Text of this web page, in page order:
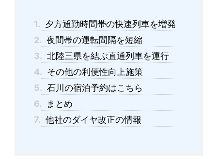
1. 夕方通勤時間帯の快速列車を増発
2. 夜間帯の運転間隔を短縮
3. 北陸三県を結ぶ直通列車を運行
4. その他の利便性向上施策
5. 石川の宿泊予約はこちら
6.
まとめ
7. 他社のダイヤ改正の情報